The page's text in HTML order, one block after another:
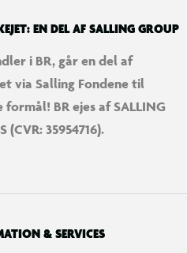
EN DEL AF SALLING GROUP
i BR, går en del af
via Salling Fondene til
BR ejes af SALLING
(CVR: 35954716).
& SERVICES